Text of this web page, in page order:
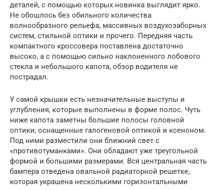
деталей, с помощью которых новинка выглядит ярко.
Не обошлось без обильного количества
волнообразного рельефа, массивных воздухозаборных
систем, стильной оптики и прочего. Передняя часть
компактного кроссовера поставлена достаточно
высоко, а с помощью сильно наклоненного лобового
стекла и небольшого капота, обзор водителя не
пострадал.
У самой крышки есть незначительные выступы и
углубления, которые выполнены в форме полос. Чуть
ниже капота заметны большие полосы головной
оптики, оснащенные галогеновой оптикой и ксеноном.
Под ними разместили они ближний свет с
«противотуманками». Они обладают уже треугольной
формой и большими размерами. Вся центральная часть
бампера отведена овальной радиаторной решетке,
которая украшена несколькими горизонтальными